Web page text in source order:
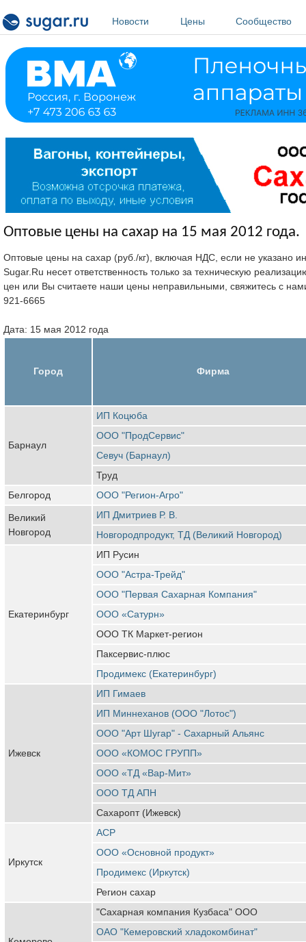
Новости
Цены Сообщество
Оптовые цены на сахар на 15 мая 2012 года.
Оптовые цены на сахар (руб./кг), включая НДС, если не указано
Sugar.Ru несет ответственность только за техническую
цен или Вы считаете наши цены неправильными, свяжитесь с
921-6665
Дата: 15 мая 2012 года
Город Фирма
Барнаул
ИП Коцюба
ООО "ПродСервис"
Севуч (Барнаул)
Труд
Белгород
ООО "Регион-Агро"
Великий
Новгород
ИП Дмитриев Р. В.
Новгородпродукт, ТД (Великий Новгород)
Екатеринбург
ИП Русин
ООО "Астра-Трейд"
ООО "Первая Сахарная Компания"
ООО «Сатурн»
ООО ТК Маркет-регион
Паксервис-плюс
Продимекс (Екатеринбург)
Ижевск
ИП Гимаев
ИП Миннеханов (ООО "Лотос")
ООО "Арт Шугар" - Сахарный Альянс
ООО «КОМОС ГРУПП»
ООО «ТД «Вар-Мит»
ООО ТД АПН
Сахаропт (Ижевск)
Иркутск
АСР
ООО «Основной продукт»
Продимекс (Иркутск)
Регион сахар
"Сахарная компания Кузбаса" ООО
ОАО "Кемеровский хладокомбинат"